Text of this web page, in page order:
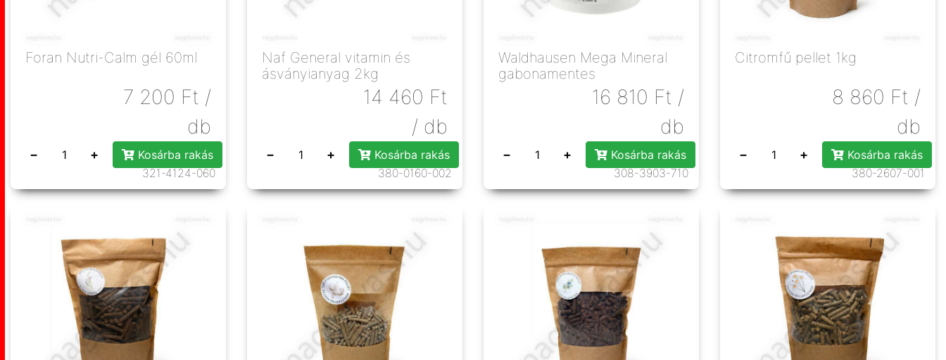
Foran Nutri-Calm gél 60ml
7 200 Ft /
db
− +
Kosárba rakás
321-4124-060
Naf General vitamin és
ásványianyag 2kg
14 460 Ft
/ db
− +
Kosárba rakás
380-0160-002
Waldhausen Mega Mineral
gabonamentes
16 810 Ft /
db
− +
Kosárba rakás
308-3903-710
Citromfű pellet 1kg
8 860 Ft /
db
− +
Kosárba rakás
380-2607-001